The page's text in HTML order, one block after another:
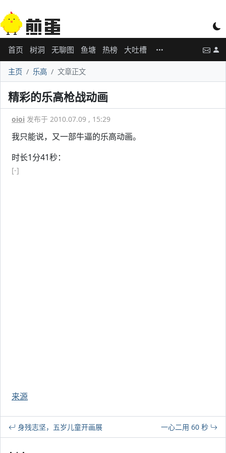
首页 树洞 无聊图 鱼塘 热榜 大吐槽
主页 乐高 文章正文
精彩的乐高枪战动画
oioi 发布于 2010.07.09 , 15:29
我只能说，又一部牛逼的乐高动画。
时长1分41秒：
[-]
来源
身残志坚，五岁儿童开画展 一心二用 60 秒